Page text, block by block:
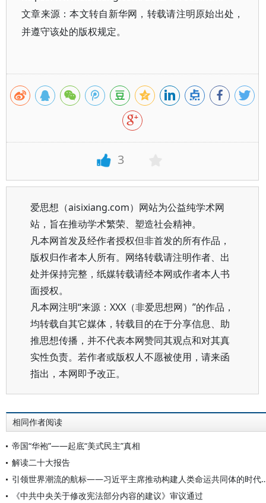
文章来源：本文转自新华网，转载请注明原始出处，
并遵守该处的版权规定。
3
爱思想（aisixiang.com）网站为公益纯学术网
站，旨在推动学术繁荣、塑造社会精神。
凡本网首发及经作者授权但非首发的所有作品，
版权归作者本人所有。网络转载请注明作者、出
处并保持完整，纸媒转载请经本网或作者本人书
面授权。
凡本网注明“来源：XXX（非爱思想网）”的作品，
均转载自其它媒体，转载目的在于分享信息、助
推思想传播，并不代表本网赞同其观点和对其真
实性负责。若作者或版权人不愿被使用，请来函
指出，本网即予改正。
相同作者阅读
帝国“华袍”——起底“美式民主”真相
解读二十大报告
引领世界潮流的航标——习近
《中共中央关于修改宪法部分内容的建议》审议通过